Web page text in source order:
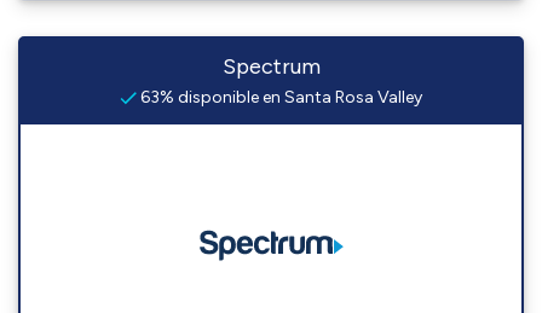
Spectrum
63% disponible en Santa Rosa Valley